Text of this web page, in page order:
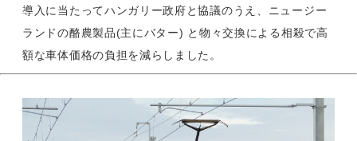
導入に当たってハンガリー政府と協議のうえ、ニュージー
ランドの酪農製品(主にバター) と物々交換による相殺で高
額な車体価格の負担を減らしました。